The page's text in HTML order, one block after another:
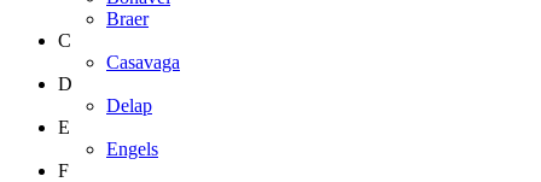
Braer
C
Casavaga
D
Delap
E
Engels
F